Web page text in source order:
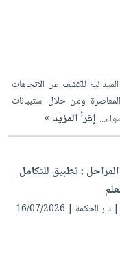
للكشف عن الاتجاهات
ومن خلال استبيانات
إقرأ المزيد »
: تطبيق للتكامل
| دار الحكمة | 16/07/2026